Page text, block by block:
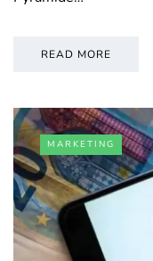
READ MORE
MARKETING